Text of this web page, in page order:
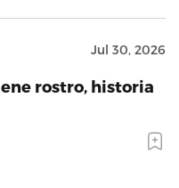
Jul 30, 2026
rostro, historia